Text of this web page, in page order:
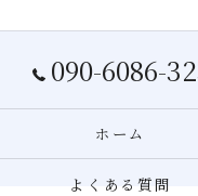
090-6086-
ホーム
よくある質問